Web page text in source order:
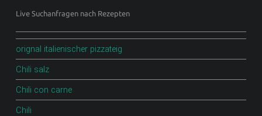
Footer sidebar
Live Suchanfragen nach Rezepten
orignal italienischer pizzateig
Chili salz
Chili con carne
Chili